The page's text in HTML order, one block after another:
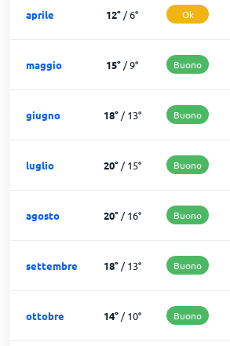
aprile 12° /6° Ok
maggio 15° /9° Buono
giugno 18°/13° Buono
luglio 20°/15° Buono
agosto 20°/16° Buono
settembre 18°/13° Buono
ottobre 14°/10° Buono